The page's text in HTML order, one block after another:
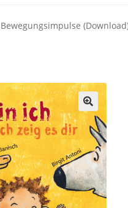
Rechtliches
🔍